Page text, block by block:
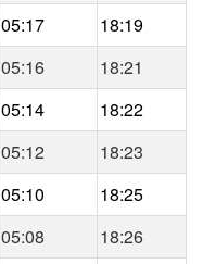
05:17
18:19
05:16
18:21
05:14
18:22
05:12
18:23
05:10
18:25
05:08
18:26